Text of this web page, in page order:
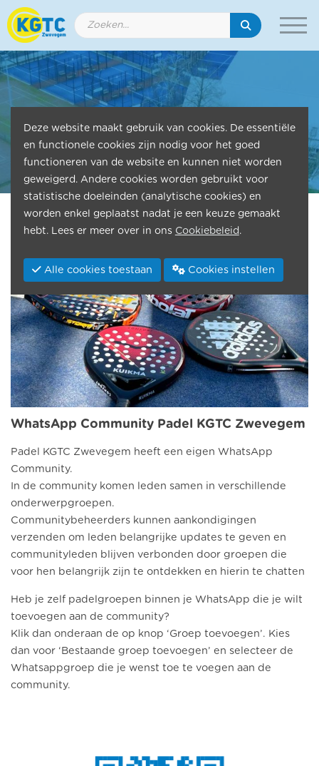
KGTC Zwevegem
Tennis - Padel - Biljart - Petanque
WhatsApp Community Padel KGTC Zwevegem
Padel KGTC Zwevegem heeft een eigen WhatsApp
Community.
In de community komen leden samen in verschillende
onderwerpgroepen.
Communitybeheerders kunnen aankondigingen
verzenden om leden belangrijke updates te geven en
communityleden blijven verbonden door groepen die
voor hen belangrijk zijn te ontdekken en hierin te chatten
Heb je zelf padelgroepen binnen je WhatsApp die je wilt
toevoegen aan de community?
Klik dan onderaan de op knop ‘Groep toevoegen’. Kies
dan voor ‘Bestaande groep toevoegen’ en selecteer de
Whatsappgroep die je wenst toe te voegen aan de
community.
Deze website maakt gebruik van cookies. De essentiële
en functionele cookies zijn nodig voor het goed
functioneren van de website en kunnen niet worden
geweigerd. Andere cookies worden gebruikt voor
statistische doeleinden (analytische cookies) en
worden enkel geplaatst nadat je een keuze gemaakt
hebt. Lees er meer over in ons Cookiebeleid .
Alle cookies toestaan Cookies instellen